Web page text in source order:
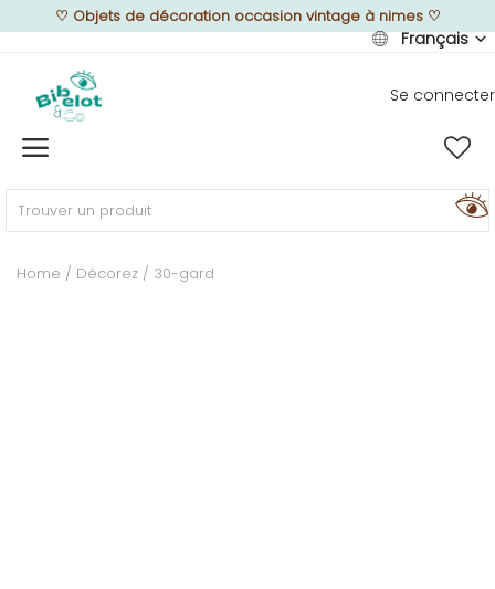
♡ Objets de décoration occasion vintage à nimes♡
Français
Se connecter
Home
MEUBLEZ
Home Décorez 30-gard